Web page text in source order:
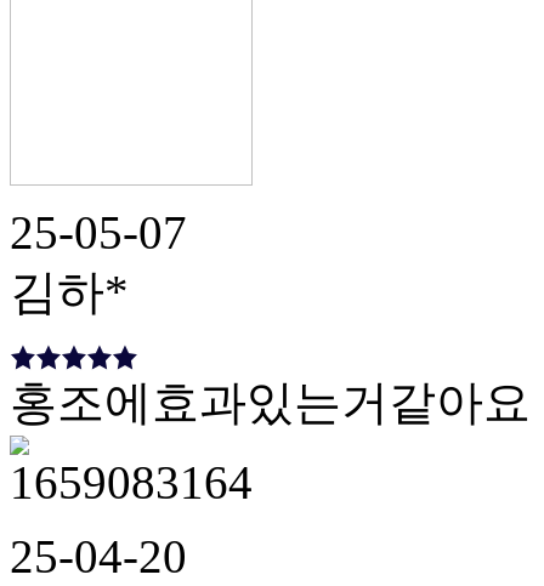
25-05-07
김하*
홍조에효과있는거같아요
25-04-20